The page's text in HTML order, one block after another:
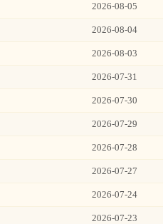
2026-08-05
2026-08-04
2026-08-03
2026-07-31
2026-07-30
2026-07-29
2026-07-28
2026-07-27
2026-07-24
2026-07-23